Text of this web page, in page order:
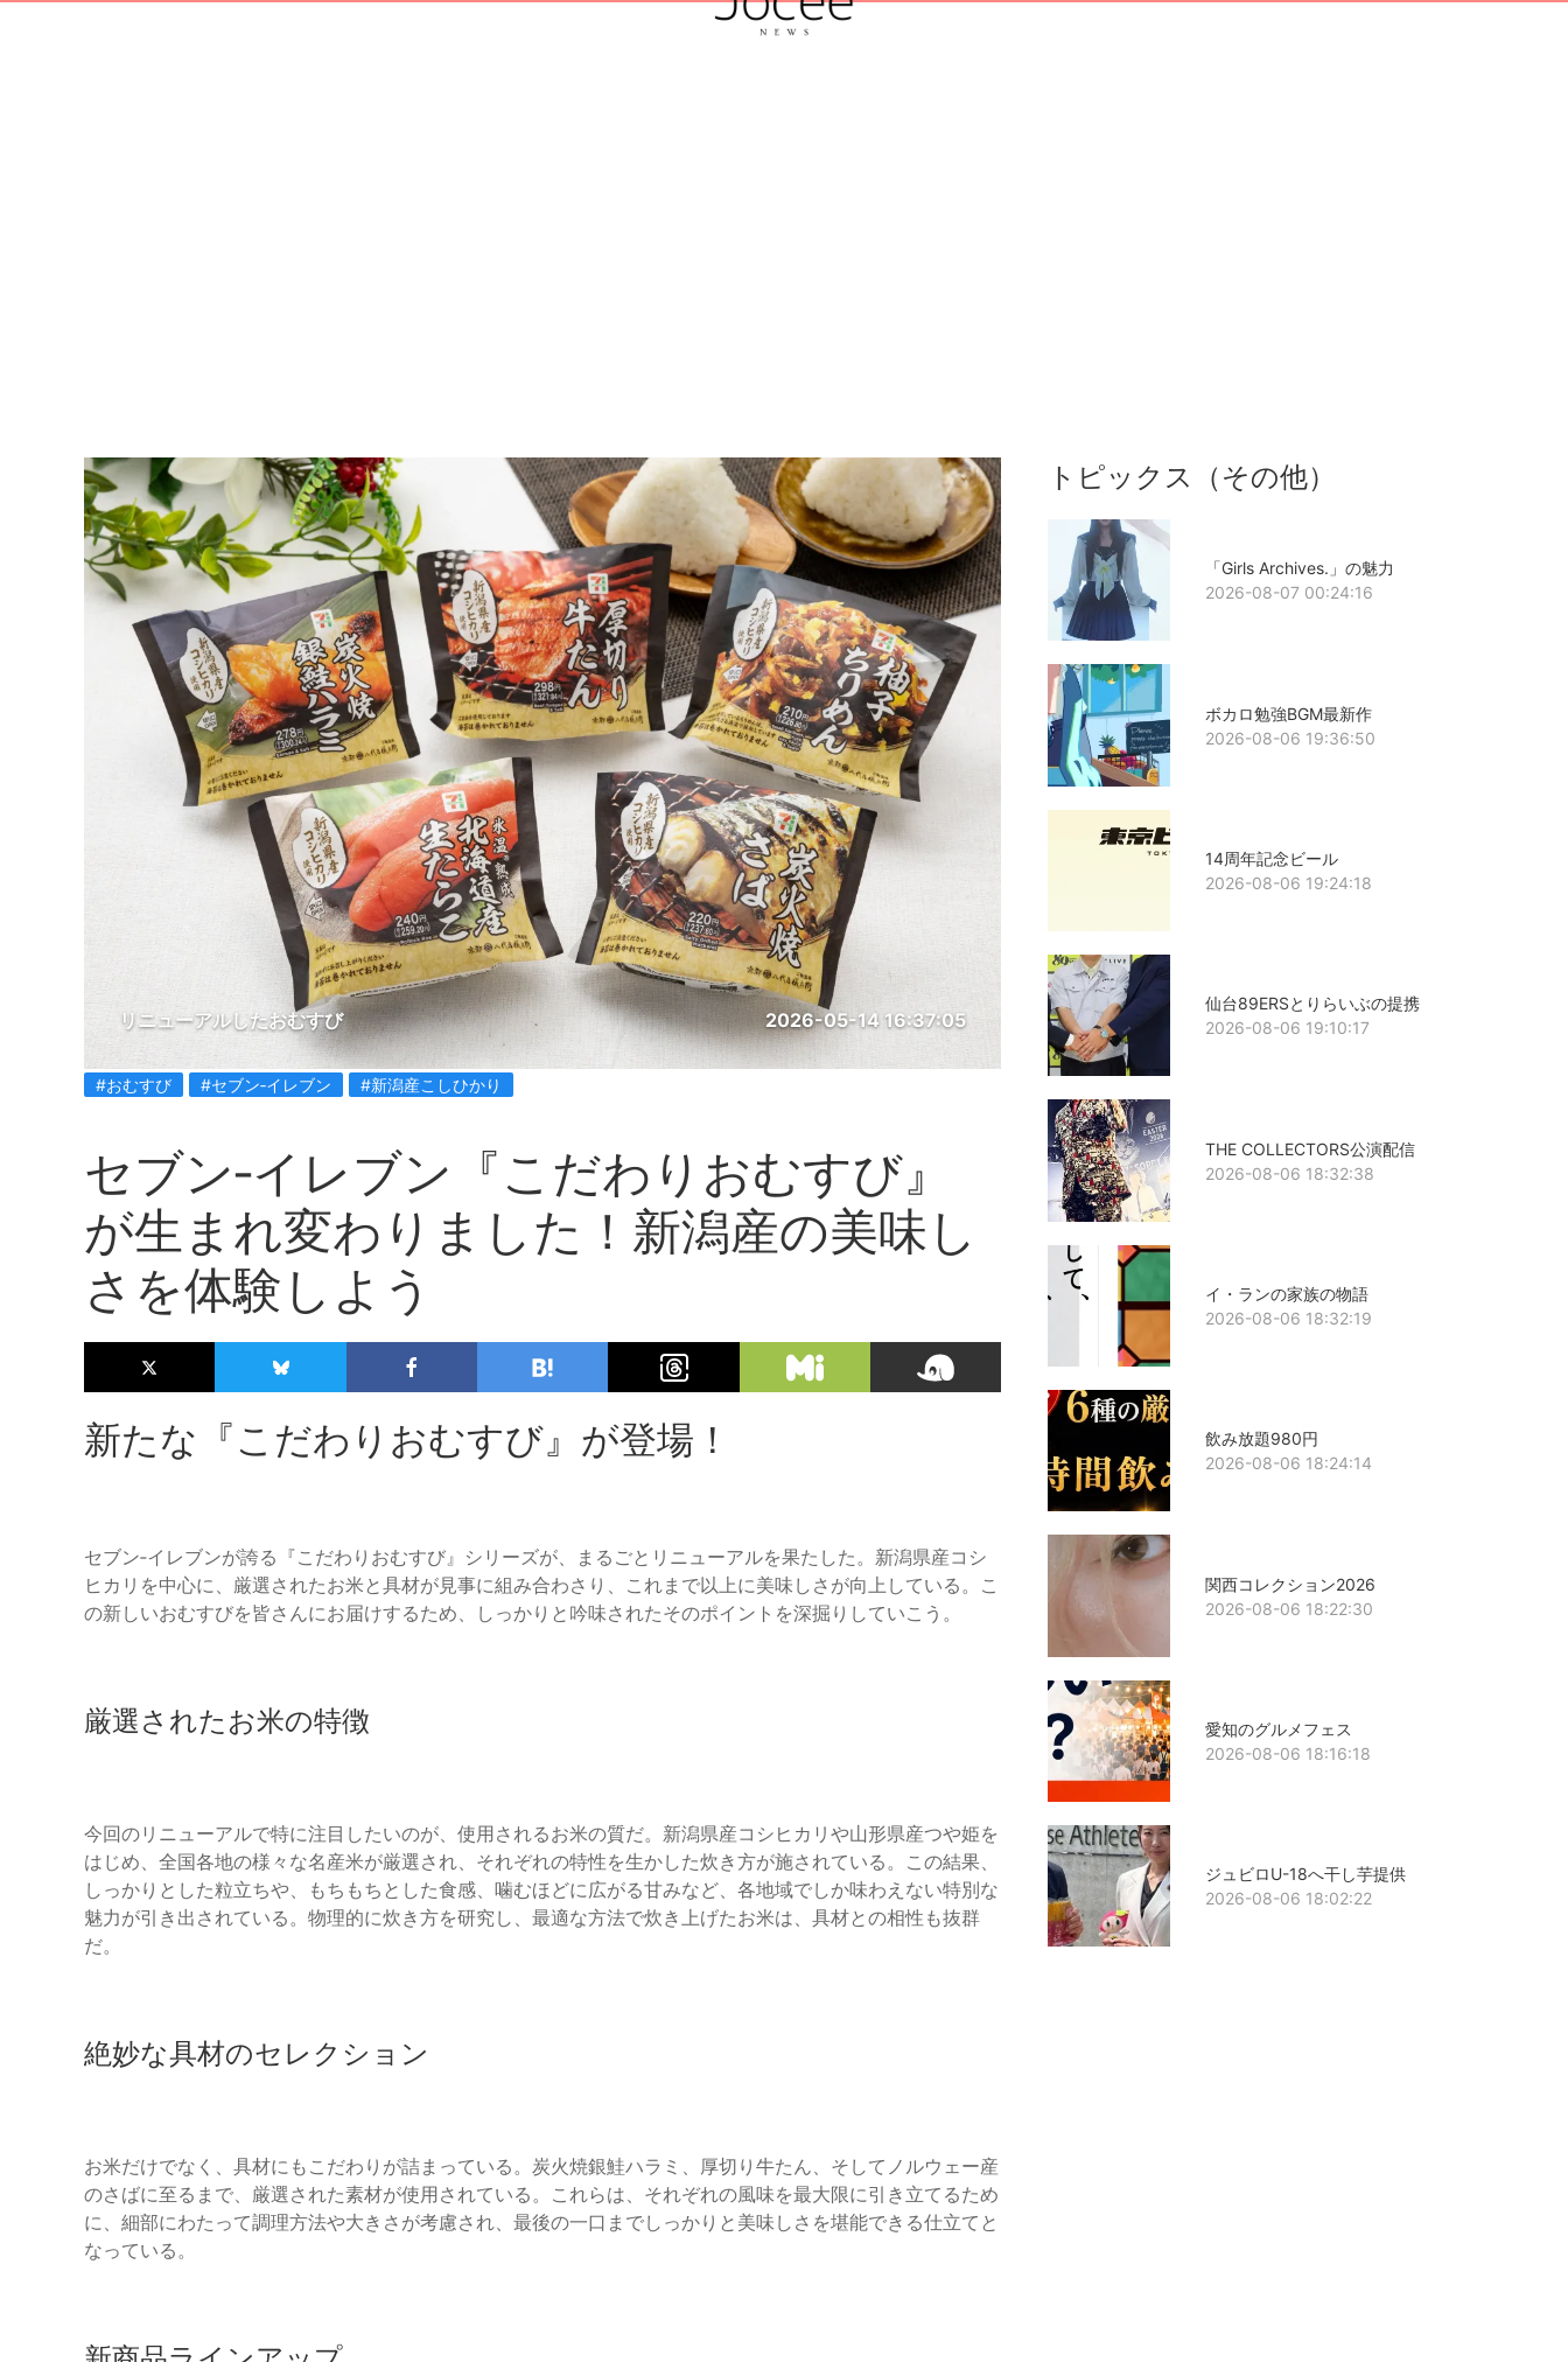
リニューアルしたおむすび 2026-05-14 16:37:05
#おむすび #セブン‐イレブン #新潟産こしひかり
セブン‐イレブン『こだわりおむすび』
が生まれ変わりました！新潟産の美味し
さを体験しよう
新たな『こだわりおむすび』が登場！
セブン‐イレブンが誇る『こだわりおむすび』シリーズが、まるごとリニューアルを果たした。新潟県産コシ
ヒカリを中心に、厳選されたお米と具材が見事に組み合わさり、これまで以上に美味しさが向上している。こ
の新しいおむすびを皆さんにお届けするため、しっかりと吟味されたそのポイントを深掘りしていこう。
厳選されたお米の特徴
今回のリニューアルで特に注目したいのが、使用されるお米の質だ。新潟県産コシヒカリや山形県産つや姫を
はじめ、全国各地の様々な名産米が厳選され、それぞれの特性を生かした炊き方が施されている。この結果、
しっかりとした粒立ちや、もちもちとした食感、噛むほどに広がる甘みなど、各地域でしか味わえない特別な
魅力が引き出されている。物理的に炊き方を研究し、最適な方法で炊き上げたお米は、具材との相性も抜群
だ。
絶妙な具材のセレクション
お米だけでなく、具材にもこだわりが詰まっている。炭火焼銀鮭ハラミ、厚切り牛たん、そしてノルウェー産
のさばに至るまで、厳選された素材が使用されている。これらは、それぞれの風味を最大限に引き立てるため
に、細部にわたって調理方法や大きさが考慮され、最後の一口までしっかりと美味しさを堪能できる仕立てと
なっている。
トピックス（その他）
「Girls Archives.」の魅力
2026-08-07 00:24:16
ボカロ勉強BGM最新作
2026-08-06 19:36:50
14周年記念ビール
2026-08-06 19:24:18
仙台89ERSとりらいぶの提携
2026-08-06 19:10:17
THE COLLECTORS公演配信
2026-08-06 18:32:38
イ・ランの家族の物語
2026-08-06 18:32:19
飲み放題980円
2026-08-06 18:24:14
関西コレクション2026
2026-08-06 18:22:30
愛知のグルメフェス
2026-08-06 18:16:18
ジュビロU-18へ干し芋提供
2026-08-06 18:02:22